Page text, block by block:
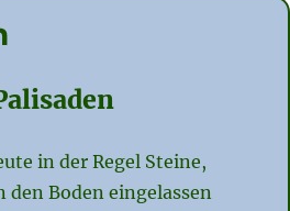
in der Regel Steine,
den Boden eingelassen